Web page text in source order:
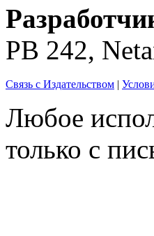
PB 242,
Связь с Издательством |
Любое
только с